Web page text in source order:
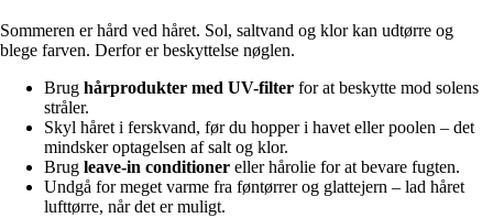
Sommeren er hård ved håret. Sol, saltvand og klor kan udtørre og
blege farven. Derfor er beskyttelse nøglen.
Brug hårprodukter med UV-filter for at beskytte mod solens
stråler.
Skyl håret i ferskvand, før du hopper i havet eller poolen – det
mindsker optagelsen af salt og klor.
Brug leave-in conditioner eller hårolie for at bevare fugten.
Undgå for meget varme fra føntørrer og glattejern – lad håret
lufttørre, når det er muligt.